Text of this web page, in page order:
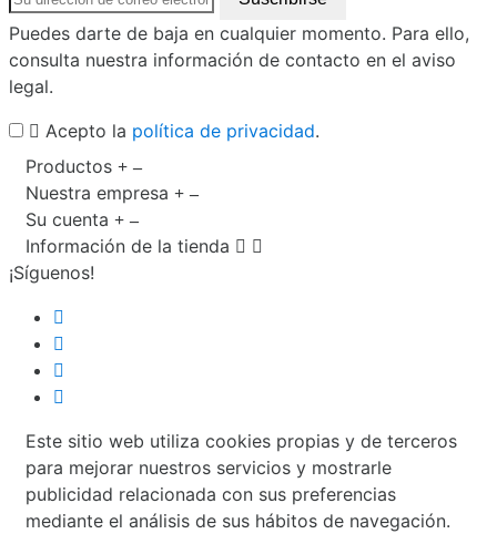
Puedes darte de baja en cualquier momento. Para ello,
consulta nuestra información de contacto en el aviso
legal.
Acepto la política de privacidad.
Productos
Nuestra empresa
Su cuenta
Información de la tienda  
¡Síguenos!
Este sitio web utiliza cookies propias y de terceros
para mejorar nuestros servicios y mostrarle
publicidad relacionada con sus preferencias
mediante el análisis de sus hábitos de navegación.